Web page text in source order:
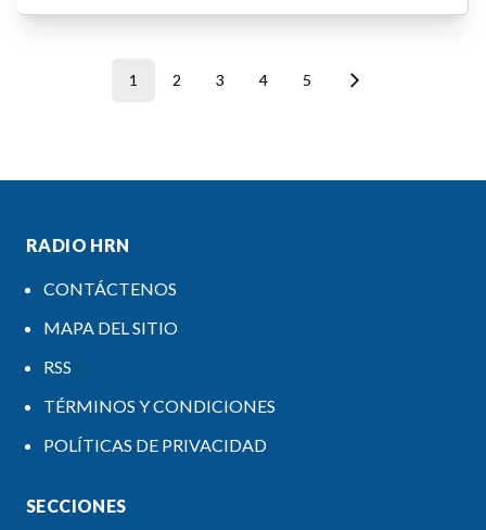
1 2 3 4 5
RADIO HRN
CONTÁCTENOS
MAPA DEL SITIO
RSS
TÉRMINOS Y CONDICIONES
POLÍTICAS DE PRIVACIDAD
SECCIONES